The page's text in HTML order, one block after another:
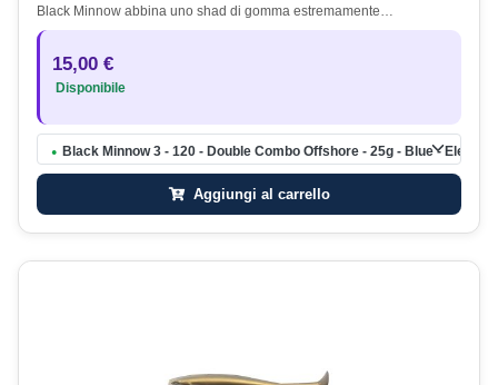
Black Minnow abbina uno shad di gomma estremamente…
15,00 €
Disponibile
● Black Minnow 3 - 120 - Double Combo Offshore - 25g - Blue - Electric
Aggiungi al carrello